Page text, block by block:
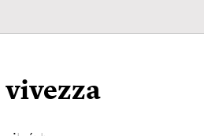
vivezza